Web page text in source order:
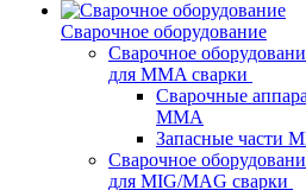
Сварочное оборудование
Сварочное
для MMA сварки
Сварочные
MMA
Запасные части
Сварочное
для MIG/MAG сварки